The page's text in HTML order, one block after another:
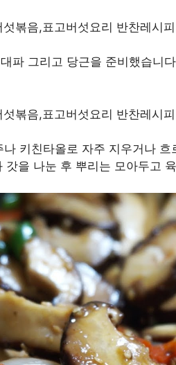
파 그리고 당근을 준비했습니
키친타올로 자주 지우거나
갓을 나눈 후 뿌리는 모아두고